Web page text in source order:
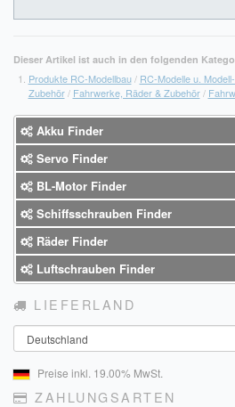
Dieser Artikel ist auch in den folgenden
Produkte RC-Modellbau/ RC-Modelle u.
Zubehör/ Fahrwerke, Räder & Zubehör/
Akku Finder
Servo Finder
BL-Motor Finder
Schiffsschrauben Finder
Räder Finder
Luftschrauben Finder
LIEFERLAND
Land
Preise inkl. 19.00% MwSt.
ZAHLUNGSARTEN